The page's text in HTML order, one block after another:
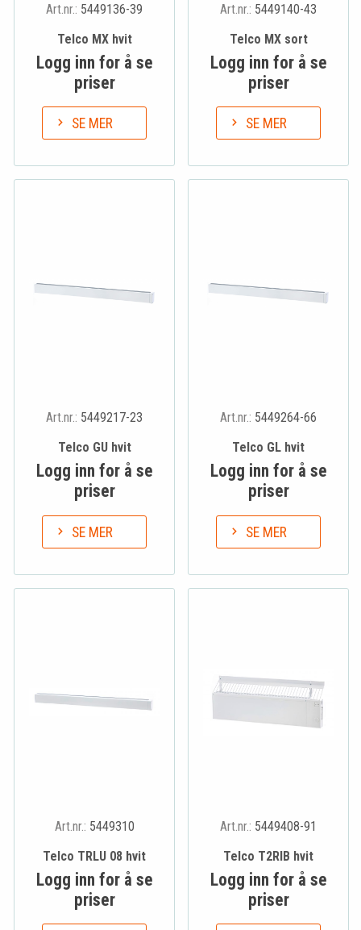
Art.nr.: 5449136-39
Telco MX hvit
Logg inn for å se
priser
SE MER
Art.nr.: 5449140-43
Telco MX sort
Logg inn for å se
priser
SE MER
Art.nr.: 5449217-23
Telco GU hvit
Logg inn for å se
priser
SE MER
Art.nr.: 5449264-66
Telco GL hvit
Logg inn for å se
priser
SE MER
Art.nr.: 5449310
Telco TRLU 08 hvit
Logg inn for å se
priser
Art.nr.: 5449408-91
Telco T2RIB hvit
Logg inn for å se
priser